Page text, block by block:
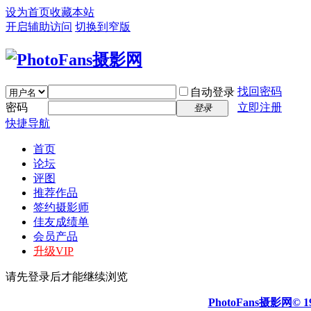
设为首页收藏本站
开启辅助访问 切换到窄版
自动登录 找回密码
密码
登录
立即注册
快捷导航
首页
论坛
评图
推荐作品
签约摄影师
佳友成绩单
会员产品
升级VIP
请先登录后才能继续浏览
PhotoFans摄影网©